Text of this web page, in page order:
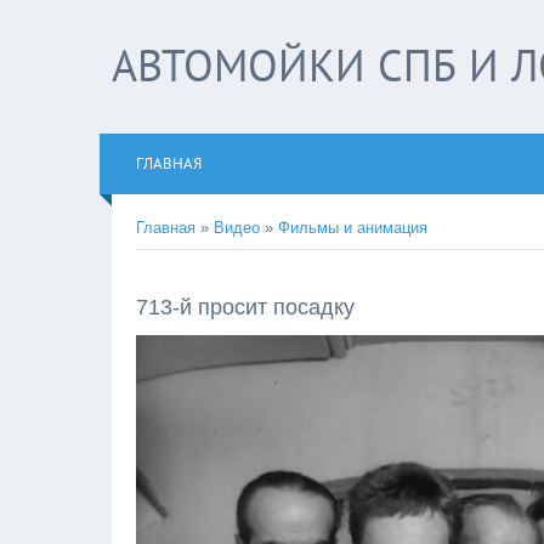
АВТОМОЙКИ СПБ И
ГЛАВНАЯ
Главная » Видео » Фильмы и анимация
713-й просит посадку